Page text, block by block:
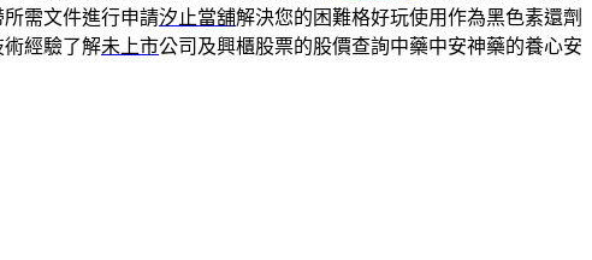
需文件進行申請汐止當舖解決您的困難格好玩使用作為黑色素還劑
經驗了解未上市公司及興櫃股票的股價查詢中藥中安神藥的養心安